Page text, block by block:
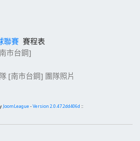
聯賽 賽程表
市台鋼]
JoomLeague -Version 2.0.47.2dd406d ::